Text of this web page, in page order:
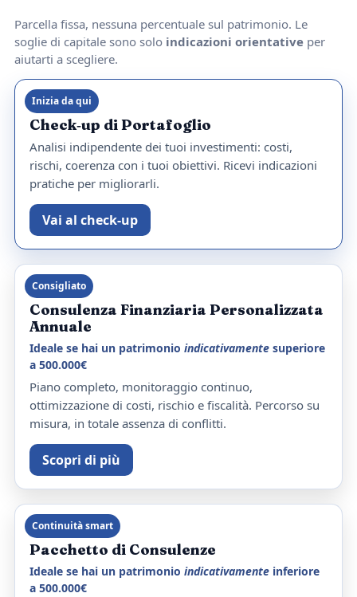
Parcella fissa, nessuna percentuale sul patrimonio. Le
soglie di capitale sono solo indicazioni orientative per
aiutarti a scegliere.
Inizia da qui
Check‑up di Portafoglio
Analisi indipendente dei tuoi investimenti: costi,
rischi, coerenza con i tuoi obiettivi. Ricevi indicazioni
pratiche per migliorarli.
Vai al check‑up
Consigliato
Consulenza Finanziaria Personalizzata
Annuale
Ideale se hai un patrimonio indicativamente superiore
a 500.000€
Piano completo, monitoraggio continuo,
ottimizzazione di costi, rischio e fiscalità. Percorso su
misura, in totale assenza di conflitti.
Scopri di più
Continuità smart
Pacchetto di Consulenze
Ideale se hai un patrimonio indicativamente inferiore
a 500.000€